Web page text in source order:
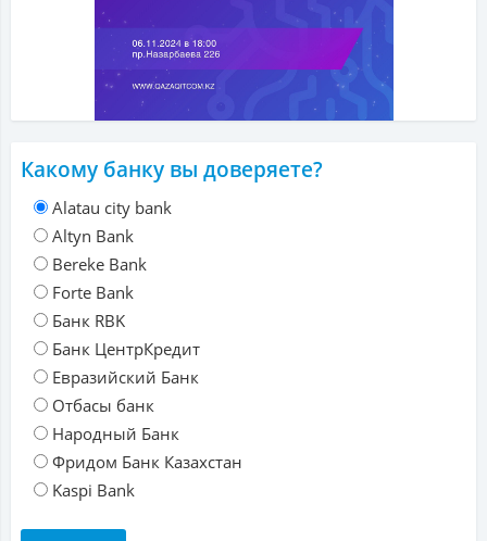
Какому банку вы доверяете?
Alatau city bank
Altyn Bank
Bereke Bank
Forte Bank
Банк RBK
Банк ЦентрКредит
Евразийский Банк
Отбасы банк
Народный Банк
Фридом Банк Казахстан
Kaspi Bank